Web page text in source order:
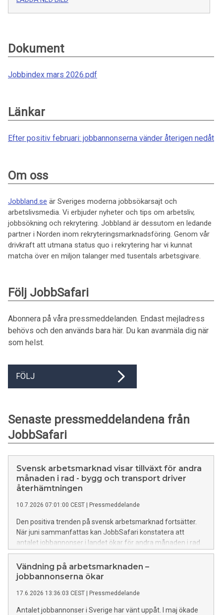
Dokument
Jobbindex mars 2026.pdf
Länkar
Efter positiv februari: jobbannonserna vänder återigen nedåt
Om oss
Jobbland.se är Sveriges moderna jobbsökarsajt och
arbetslivsmedia. Vi erbjuder nyheter och tips om arbetsliv,
jobbsökning och rekrytering. Jobbland är dessutom en ledande
partner i Norden inom rekryteringsmarknadsföring. Genom vår
drivkraft att utmana status quo i rekrytering har vi kunnat
matcha över en miljon talanger med tusentals arbetsgivare.
Följ JobbSafari
Abonnera på våra pressmeddelanden. Endast mejladress
behövs och den används bara här. Du kan avanmäla dig när
som helst.
FÖLJ
Senaste pressmeddelandena från
JobbSafari
Svensk arbetsmarknad visar tillväxt för andra
månaden i rad - bygg och transport driver
återhämtningen
10.7.2026 07:01:00 CEST | Pressmeddelande
Den positiva trenden på svensk arbetsmarknad fortsätter.
När juni sammanfattas kan JobbSafari konstatera att
antalet jobbannonser i landet ökar för andra månaden i rad.
Precis som i maj är utvecklingen starkast inom bygg och
transport samt utanför storstadsregionerna.
Vändning på arbetsmarknaden –
jobbannonserna ökar
17.6.2026 13:36:03 CEST | Pressmeddelande
Antalet jobbannonser i Sverige har vänt uppåt. I maj ökade